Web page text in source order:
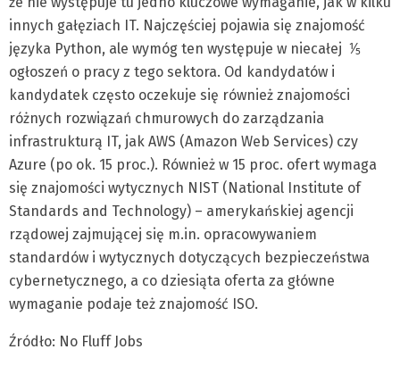
innych gałęziach IT. Najczęściej pojawia się znajomość
języka Python, ale wymóg ten występuje w niecałej ⅕
ogłoszeń o pracy z tego sektora. Od kandydatów i
kandydatek często oczekuje się również znajomości
różnych rozwiązań chmurowych do zarządzania
infrastrukturą IT, jak AWS (Amazon Web Services) czy
Azure (po ok. 15 proc.). Również w 15 proc. ofert wymaga
się znajomości wytycznych NIST (National Institute of
Standards and Technology) – amerykańskiej agencji
rządowej zajmującej się m.in. opracowywaniem
standardów i wytycznych dotyczących bezpieczeństwa
cybernetycznego, a co dziesiąta oferta za główne
wymaganie podaje też znajomość ISO.
Źródło: No Fluff Jobs